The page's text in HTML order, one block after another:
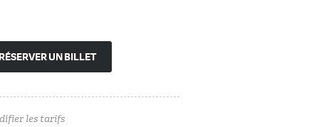
RÉSERVER UN BILLET
les tarifs